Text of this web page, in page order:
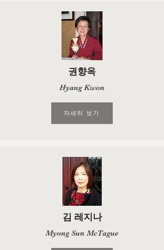
권향옥
Hyang Kwon
자세히 보기
김 레지나
Myong Sun McTague